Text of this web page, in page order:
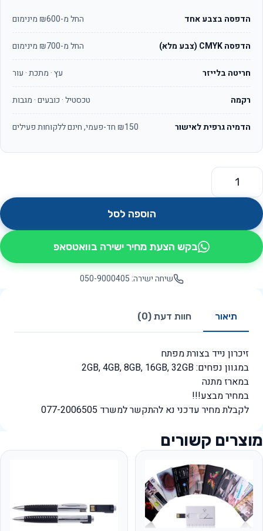
הדפסה בצבע אחד החל מ-₪600 מינימום
הדפסה CMYK (צבע מלא) החל מ-₪700 מינימום
חריטה בלייזר עץ · מתכת · עור
רקמה טכסטיל · כובעים · מגבות
הדמיה גרפית לאישור ₪150 חד-פעמי, חינם ללקוחות פעילים
כמות של זיכרון נייד דיסק און קי בצורת מפתח דגם מפתח
הוספה לסל
בקש הצעת מחיר ישירה בוואטסאפ
שיחה ישירה: 050-9000405
תיאור חוות דעת (0)
זיכרון נייד בצורת מפתח
במגוון נפחים: 2GB, 4GB, 8GB, 16GB, 32GB
במארז מתנה
במחיר מבצע!!!
לקבלת מחיר עדכני נא להתקשר למשרד 077-2006505
מוצרים קשורים